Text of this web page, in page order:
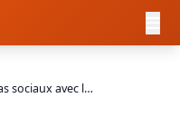
Élevez votre stratégie de médias sociaux avec la maîtrise de l'engagement Godofpanel